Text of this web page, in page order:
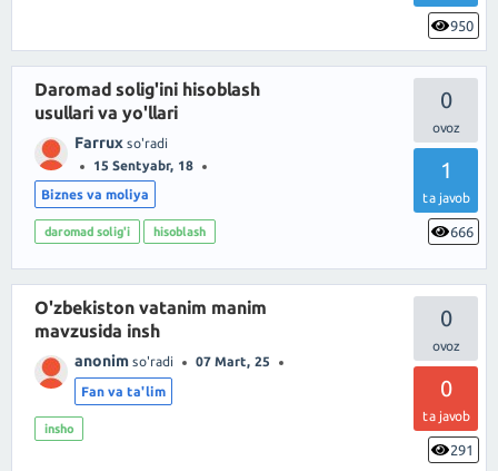
950
0
1
ta javob
666
Daromad solig'ini hisoblash
usullari va yo'llari
Farrux so'radi
15 Sentyabr, 18
Biznes va moliya
daromad solig'i hisoblash
0
0
ta javob
291
O'zbekiston vatanim manim
mavzusida insh
anonim so'radi 07 Mart, 25
Fan va ta'lim
insho